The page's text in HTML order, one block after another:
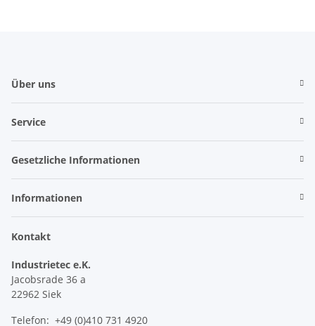
Über uns
Service
Gesetzliche Informationen
Informationen
Kontakt
Industrietec e.K.
Jacobsrade 36 a
22962 Siek
Telefon: +49 (0)410 731 4920